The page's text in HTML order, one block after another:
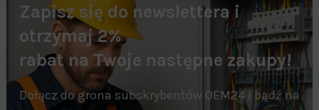
Zapisz się do newslettera i
otrzymaj 2%
rabat na Twoje następne zakupy!
Dołącz do grona subskrybentów OEM24 i bądź na